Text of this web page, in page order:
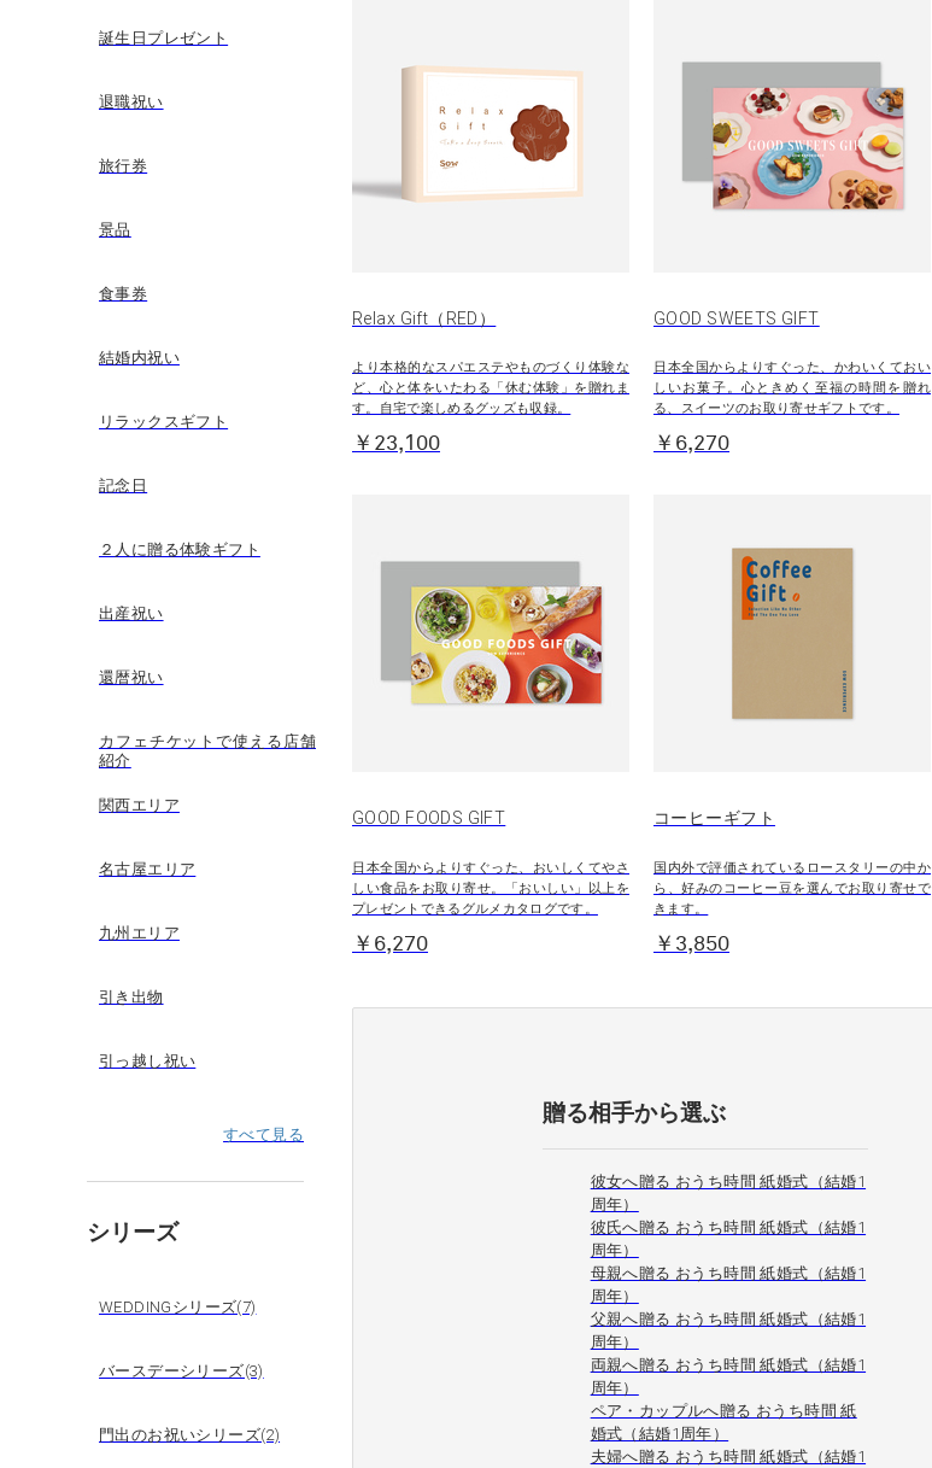
誕生日プレゼント
退職祝い
旅行券
景品
食事券
結婚内祝い
リラックスギフト
記念日
２人に贈る体験ギフト
出産祝い
還暦祝い
カフェチケットで使える店舗
紹介
関西エリア
名古屋エリア
九州エリア
引き出物
引っ越し祝い
すべて見る
シリーズ
WEDDINGシリーズ(7)
バースデーシリーズ(3)
門出のお祝いシリーズ(2)
Relax Gift（RED）
より本格的なスパエステやものづくり体験な
ど、心と体をいたわる「休む体験」を贈れま
す。自宅で楽しめるグッズも収録。
￥23,100
GOOD SWEETS GIFT
日本全国からよりすぐった、かわいくておい
しいお菓子。心ときめく至福の時間を贈れ
る、スイーツのお取り寄せギフトです。
￥6,270
GOOD FOODS GIFT
日本全国からよりすぐった、おいしくてやさ
しい食品をお取り寄せ。「おいしい」以上を
プレゼントできるグルメカタログです。
￥6,270
コーヒーギフト
国内外で評価されているロースタリーの中か
ら、好みのコーヒー豆を選んでお取り寄せで
きます。
￥3,850
贈る相手から選ぶ
彼女へ贈る おうち時間 紙婚式（結婚1
周年）
彼氏へ贈る おうち時間 紙婚式（結婚1
周年）
母親へ贈る おうち時間 紙婚式（結婚1
周年）
父親へ贈る おうち時間 紙婚式（結婚1
周年）
両親へ贈る おうち時間 紙婚式（結婚1
周年）
ペア・カップルへ贈る おうち時間 紙
婚式（結婚1周年）
夫婦へ贈る おうち時間 紙婚式（結婚1